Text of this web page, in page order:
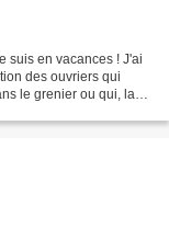
suis en vacances ! J'ai
des ouvriers qui
le grenier ou qui, la